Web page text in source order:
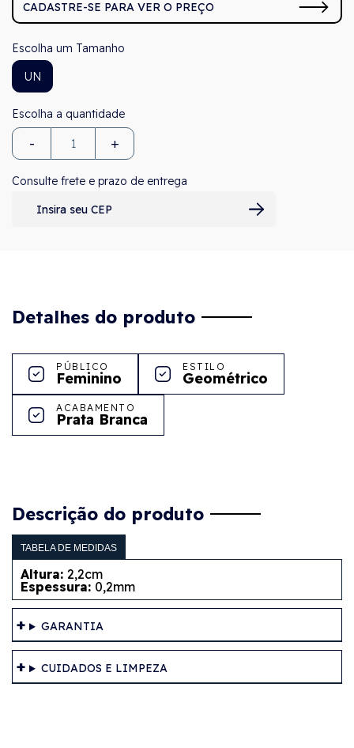
CADASTRE-SE PARA VER O PREÇO
Tamanho
UN
- +
Consulte frete e prazo de entrega
Detalhes do produto
PÚBLICO
Feminino
ESTILO
Geométrico
ACABAMENTO
Prata Branca
Descrição do produto
TABELA DE MEDIDAS
Altura: 2,2cm
Espessura: 0,2mm
GARANTIA
CUIDADOS E LIMPEZA